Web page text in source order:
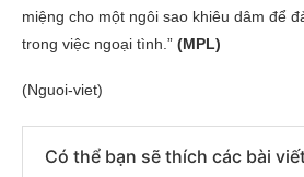
miệng cho một ngôi sao khiêu dâm để
trong việc ngoại tình.” (MPL)
(Nguoi-viet)
Có thể bạn sẽ thích các bài